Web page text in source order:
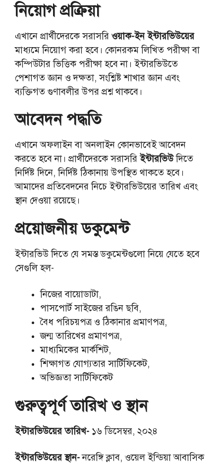
নিয়োগ প্রক্রিয়া
এখানে প্রার্থীদেরকে সরাসরি ওয়াক-ইন ইন্টারভিউয়ের
মাধ্যমে নিয়োগ করা হবে। কোনরকম লিখিত পরীক্ষা বা
কম্পিউটার ভিত্তিক পরীক্ষা হবে না। ইন্টারভিউতে
পেশাগত জ্ঞান ও দক্ষতা, সংশ্লিষ্ট শাখার জ্ঞান এবং
ব্যক্তিগত গুণাবলীর উপর প্রশ্ন থাকবে।
আবেদন পদ্ধতি
এখানে অফলাইন বা অনলাইন কোনভাবেই আবেদন
করতে হবে না। প্রার্থীদেরকে সরাসরিইন্টারভিউদিতে
নির্দিষ্ট দিনে, নির্দিষ্ট ঠিকানায় উপস্থিত থাকতে হবে।
আমাদের প্রতিবেদনের নিচে ইন্টারভিউয়ের তারিখ এবং
স্থান দেওয়া রয়েছে।
প্রয়োজনীয় ডকুমেন্ট
ইন্টারভিউ দিতে যে সমস্ত ডকুমেন্টগুলো নিয়ে যেতে হবে
সেগুলি হল-
নিজের বায়োডাটা,
পাসপোর্ট সাইজের রঙিন ছবি,
বৈধ পরিচয়পত্র ও ঠিকানার প্রমাণপত্র,
জন্ম তারিখের প্রমাণপত্র,
মাধ্যমিকের মার্কশিট,
শিক্ষাগত যোগ্যতার সার্টিফিকেট,
অভিজ্ঞতা সার্টিফিকেট
গুরুত্বপূর্ণ তারিখ ও স্থান
ইন্টারভিউয়ের তারিখ- ১৬ ডিসেম্বর, ২০২৪
ইন্টারভিউয়ের স্থান-নরেঙ্গি ক্লাব, ওয়েল ইন্ডিয়া আবাসিক